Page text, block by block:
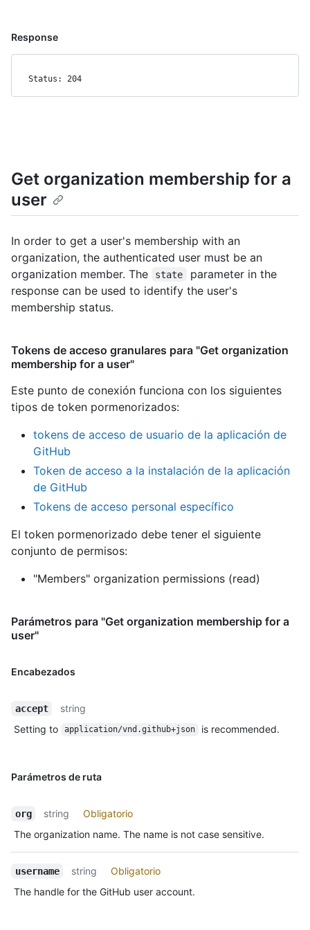
Response
Status: 204
Get organization membership for a
user
In order to get a user's membership with an
organization, the authenticated user must be an
organization member. The
state
parameter in the
response can be used to identify the user's
membership status.
Tokens de acceso granulares para "Get organization
membership for a user"
Este punto de conexión funciona con los siguientes
tipos de token pormenorizados:
tokens de acceso de usuario de la aplicación de
GitHub
Token de acceso a la instalación de la aplicación
de GitHub
Tokens de acceso personal específico
El token pormenorizado debe tener el siguiente
conjunto de permisos:
"Members" organization permissions (read)
Parámetros para "Get organization membership for a
user"
Encabezados
accept
string
Setting to
application/vnd.github+json is recommended.
Parámetros de ruta
org string
Obligatorio
The organization name. The name is not case sensitive.
username string
Obligatorio
The handle for the GitHub user account.